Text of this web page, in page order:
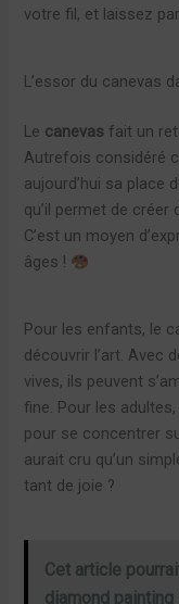
votre fil, et laissez
L’essor du canevas
Le canevas fait un
Autrefois considéré
aujourd’hui sa place
qu’il permet de
C’est un moyen
âges !
Pour les enfants, le
découvrir l’art. Avec
vives, ils peuvent
fine. Pour les
pour se concentrer
aurait cru qu’un
tant de joie ?
Cet article
diamond